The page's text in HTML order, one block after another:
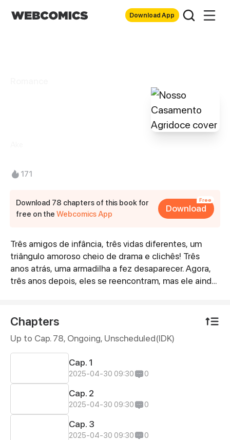
Download App
171
Download 78 chapters of this book for
free on theWebcomics App
Free
Download
Synopsis
Três amigos de infância, três vidas diferentes, um
triângulo amoroso cheio de drama e clichês! Três
anos atrás, uma armadilha a fez desaparecer. Agora,
três anos depois, eles se reencontram, mas ele ainda
mais forte. Planejava apenas uma última despedida,
mas acabou se envolvendo em outra conspiração.
Enfrentar novamente o olhar de desprezo de quem
ama ainda dói... Não é que o amor seja amargo, é que
você ainda não encontrou quem te faça sentir o doce.
Chapters
Up to Cap. 78, Ongoing, Unscheduled(IDK)
Cap. 1
2025-04-30 09:30 0
Cap. 2
2025-04-30 09:30 0
Cap. 3
2025-04-30 09:30 0